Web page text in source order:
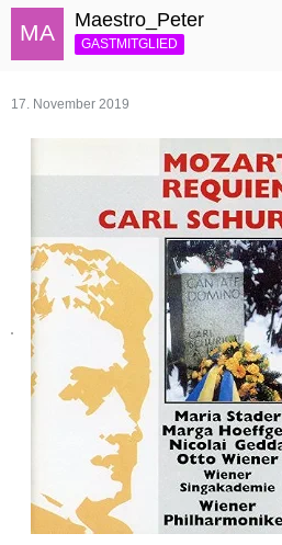
Maestro_Peter
GASTMITGLIED
17. November 2019